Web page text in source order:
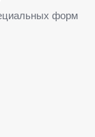
форм